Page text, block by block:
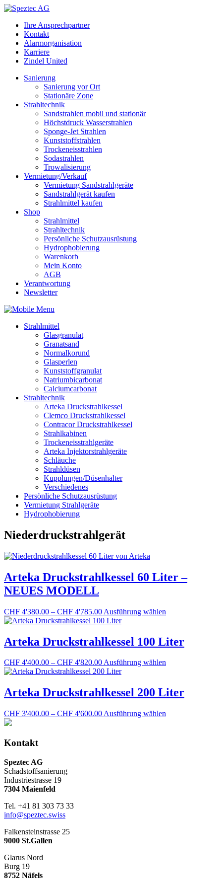
Ihre Ansprechpartner
Kontakt
Alarmorganisation
Karriere
Zindel United
Sanierung
Sanierung vor Ort
Stationäre Zone
Strahltechnik
Sandstrahlen mobil und stationär
Höchstdruck Wasserstrahlen
Sponge-Jet Strahlen
Kunststoffstrahlen
Trockeneisstrahlen
Sodastrahlen
Trowalisierung
Vermietung/Verkauf
Vermietung Sandstrahlgeräte
Sandstrahlgerät kaufen
Strahlmittel kaufen
Shop
Strahlmittel
Strahltechnik
Persönliche Schutzausrüstung
Hydrophobierung
Warenkorb
Mein Konto
AGB
Verantwortung
Newsletter
Strahlmittel
Glasgranulat
Granatsand
Normalkorund
Glasperlen
Kunststoffgranulat
Natriumbicarbonat
Calciumcarbonat
Strahltechnik
Arteka Druckstrahlkessel
Clemco Druckstrahlkessel
Contracor Druckstrahlkessel
Strahlkabinen
Trockeneisstrahlgeräte
Arteka Injektorstrahlgeräte
Schläuche
Strahldüsen
Kupplungen/Düsenhalter
Verschiedenes
Persönliche Schutzausrüstung
Vermietung Strahlgeräte
Hydrophobierung
Niederdruckstrahlgerät
Arteka Druckstrahlkessel 60 Liter –
NEUES MODELL
CHF 4'380.00 – CHF 4'785.00Preisspanne:
CHF 4'380.00
CHF 4'785.00
Ausführung wählen
mehrere
Varianten
Die
auf
der
gewählt
Arteka Druckstrahlkessel 100 Liter
CHF 4'400.00 – CHF 4'820.00Preisspanne:
CHF 4'400.00
CHF 4'820.00
Ausführung wählen
mehrere
Varianten
Die
Arteka Druckstrahlkessel 200 Liter
CHF 3'400.00 – CHF 4'600.00Preisspanne:
Ausführung wählen
Kontakt
Speztec AG
Schadstoffsanierung
Industriestrasse 19
7304 Maienfeld
Tel. +41 81 303 73 33
info@speztec.swiss
Falkensteinstrasse 25
9000 St.Gallen
Glarus Nord
Burg 19
8752 Näfels